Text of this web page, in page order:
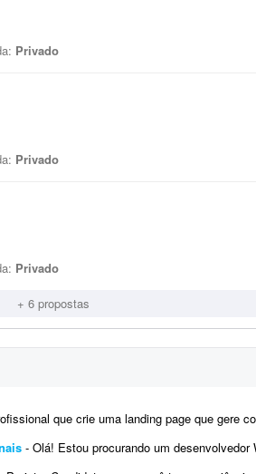
Privado
Privado
Privado
+ 6 propostas
crie uma landing page que gere conversão para infoproduto. A página deve ter
- Olá! Estou procurando um desenvolvedor WordPress com experiência em Google Tag